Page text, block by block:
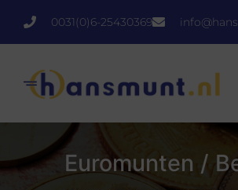
0031(0)6-25430369
Euromunten /